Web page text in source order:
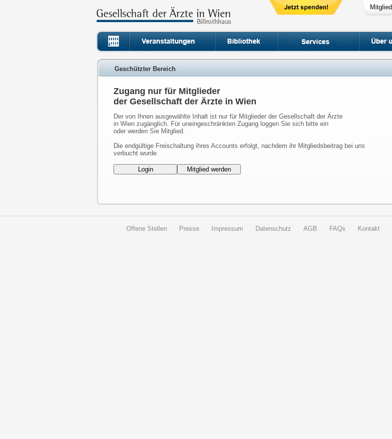
Geschützter Bereich
Zugang nur für Mitglieder
der Gesellschaft der Ärzte in Wien
Der von Ihnen ausgewählte Inhalt ist nur für Mitglieder der Gesellschaft der Ärzte
in Wien zugänglich. Für uneingeschränkten Zugang loggen Sie sich bitte ein
oder werden Sie Mitglied.
Die endgültige Freischaltung ihres Accounts erfolgt, nachdem ihr Mitgliedsbeitrag bei uns
verbucht wurde.
Offene Stellen Presse Impressum Datenschutz AGB FAQs Kontakt